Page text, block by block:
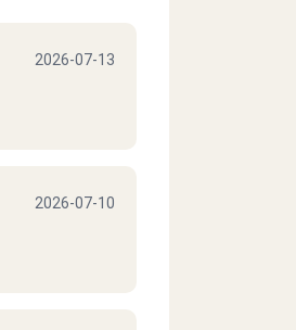
2026-07-13
2026-07-10